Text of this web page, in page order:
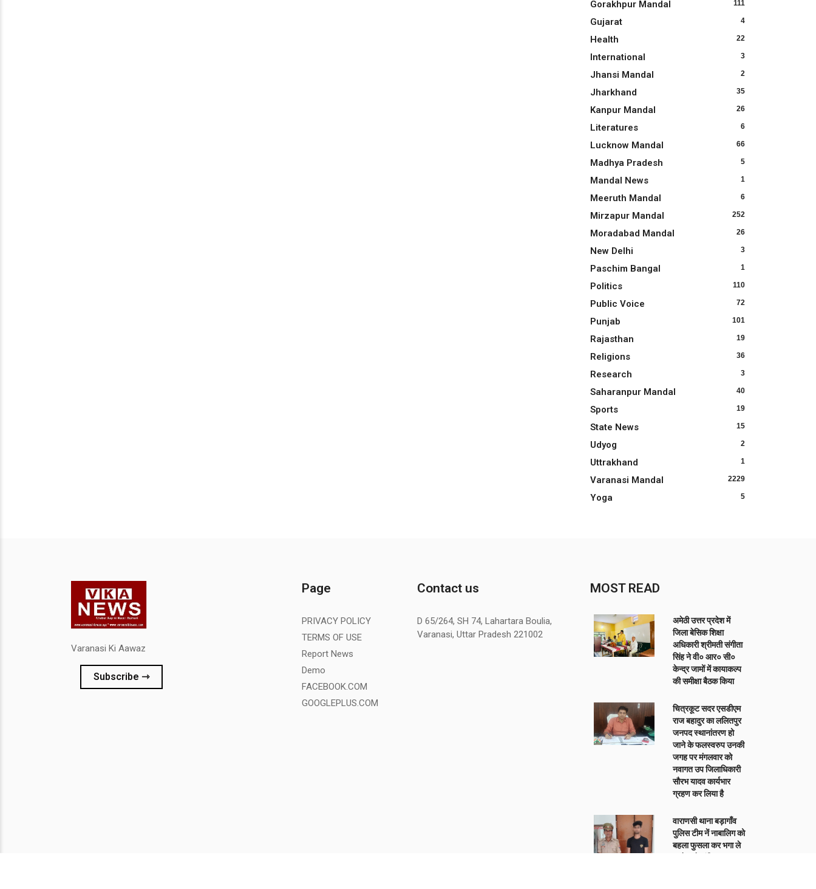
Gorakhpur Mandal 111
Gujarat 4
Health 22
International 3
Jhansi Mandal 2
Jharkhand 35
Kanpur Mandal 26
Literatures 6
Lucknow Mandal 66
Madhya Pradesh 5
Mandal News 1
Meeruth Mandal 6
Mirzapur Mandal 252
Moradabad Mandal 26
New Delhi 3
Paschim Bangal 1
Politics 110
Public Voice 72
Punjab 101
Rajasthan 19
Religions 36
Research 3
Saharanpur Mandal 40
Sports 19
State News 15
Udyog 2
Uttrakhand 1
Varanasi Mandal 2229
Yoga 5
Varanasi Ki Aawaz
Subscribe ⇾
Page
PRIVACY POLICY
TERMS OF USE
Report News
Demo
FACEBOOK.COM
GOOGLEPLUS.COM
Contact us
D 65/264, SH 74, Lahartara Boulia,
Varanasi, Uttar Pradesh 221002
MOST READ
अमेठी उत्तर प्रदेश में
जिला बेसिक शिक्षा
अधिकारी श्रीमती संगीता
सिंह ने वी० आर० सी०
केन्द्र जामों में कायाकल्प
की समीक्षा बैठक किया
चित्रकूट सदर एसडीएम
राज बहादुर का ललितपुर
जनपद स्थानांतरण हो
जाने के फलस्वरुप उनकी
जगह पर मंगलवार को
नवागत उप जिलाधिकारी
सौरभ यादव कार्यभार
ग्रहण कर लिया है
वाराणसी थाना बड़ागाँव
पुलिस टीम नें नाबालिग को
बहला फुसला कर भगा ले